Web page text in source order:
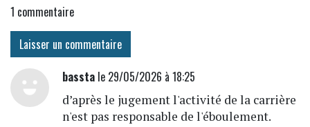
1 commentaire
Laisser un commentaire
basstale 29/05/2026 à 18:25
d’après le jugement l'activité de la carrière
n'est pas responsable de l'éboulement.